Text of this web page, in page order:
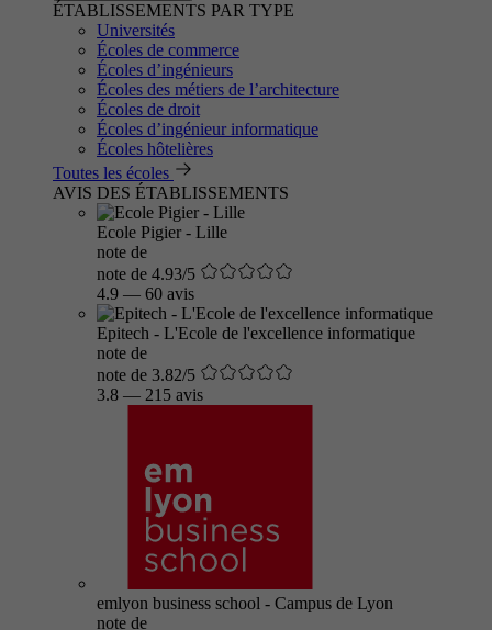
ÉTABLISSEMENTS PAR TYPE
Universités
Écoles de commerce
Écoles d’ingénieurs
Écoles des métiers de l’architecture
Écoles de droit
Écoles d’ingénieur informatique
Écoles hôtelières
Toutes les écoles
AVIS DES ÉTABLISSEMENTS
Ecole Pigier - Lille
note de
note de 4.93/5
4.9 — 60 avis
Epitech - L'Ecole de l'excellence informatique
note de
note de 3.82/5
3.8 — 215 avis
emlyon business school - Campus de Lyon
note de